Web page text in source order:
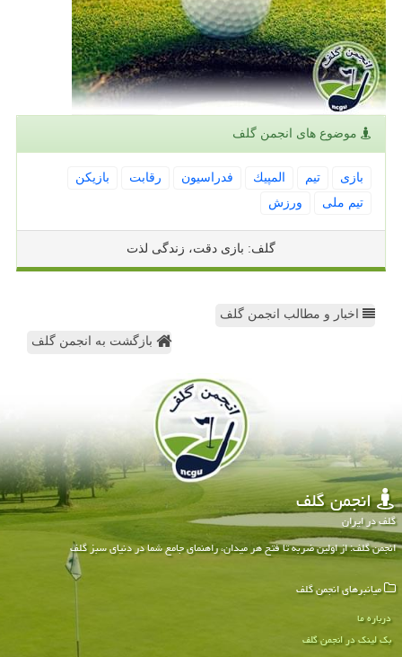
موضوع های انجمن گلف
بازی تیم المپیك فدراسیون رقابت
بازیكن
تیم ملی
ورزش
گلف: بازی دقت، زندگی لذت
اخبار و مطالب انجمن گلف
بازگشت به انجمن گلف
انجمن گلف
گلف در ایران
انجمن گلف: از اولین ضربه تا فتح هر میدان، راهنمای جامع شما در دنیای سبز گلف
میانبرهای انجمن گلف
درباره ما
بک لینک در انجمن گلف